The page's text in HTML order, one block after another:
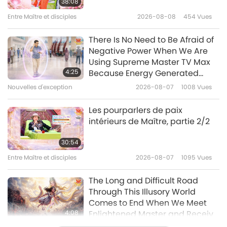
14:35
39:57
Ensemble pour sauver des vies,
1e partie d’une série
15:52
Trouver Dieu : Discours tirés de
Entre Maître et disciples 2026-08-08 454 Vues
4:25
There Is No Need to Be Afraid of
Negative Power When We Are
Using Supreme Master TV Max
Because Energy Generated
from It Is Far More Powerful than
Nouvelles d'exception 2026-08-07 1008 Vues
30:54
Les pourparlers de paix
intérieurs de Maître, partie 2/2
Entre Maître et disciples 2026-08-07 1095 Vues
4:08
The Long and Difficult Road
Through This Illusory World
Comes to End When We Meet
Enlightened Master and Receive